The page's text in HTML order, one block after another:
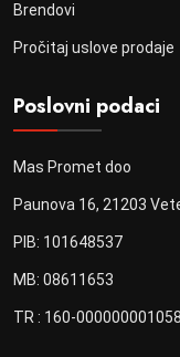
Brendovi
Pročitaj uslove prodaje
Poslovni podaci
Mas Promet doo
Paunova 16, 21203
PIB: 101648537
MB: 08611653
TR : 160-